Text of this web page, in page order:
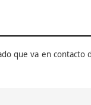
que va en